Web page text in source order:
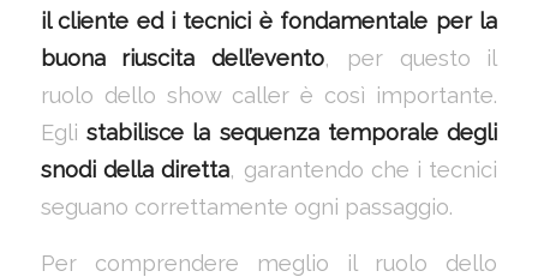
il cliente ed i tecnici è fondamentale per la
buona riuscita dell’evento, per questo il
ruolo dello show caller è così importante.
Egli stabilisce la sequenza temporale degli
snodi della diretta, garantendo che i tecnici
seguano correttamente ogni passaggio.
Per comprendere meglio il ruolo dello